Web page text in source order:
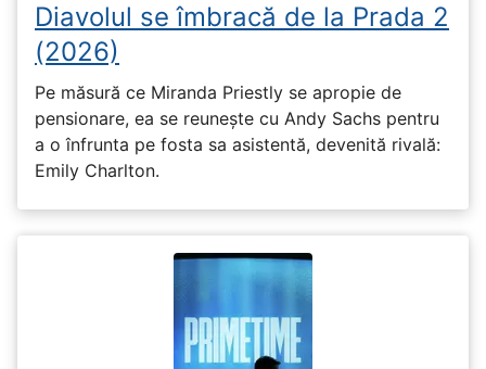
Diavolul se îmbracă de la Prada 2
(2026)
Pe măsură ce Miranda Priestly se apropie de
pensionare, ea se reunește cu Andy Sachs pentru
a o înfrunta pe fosta sa asistentă, devenită rivală:
Emily Charlton.